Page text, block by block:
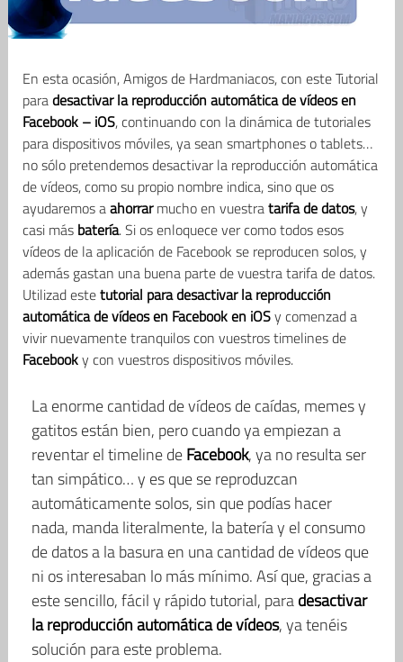
En esta ocasión, Amigos de Hardmaniacos, con este Tutorial
paradesactivar la reproducción automática de vídeos en
Facebook – iOS, continuando con la dinámica de tutoriales
para dispositivos móviles, ya sean smartphones o tablets…
no sólo pretendemos desactivar la reproducción automática
de vídeos, como su propio nombre indica, sino que os
ayudaremos aahorrarmucho en vuestratarifa de datos, y
casi más batería. Si os enloquece ver como todos esos
vídeos de la aplicación de Facebook se reproducen solos, y
además gastan una buena parte de vuestra tarifa de datos.
Utilizad estetutorial para desactivar la reproducción
automática de vídeos en Facebook en iOSy comenzad a
vivir nuevamente tranquilos con vuestros timelines de
Facebooky con vuestros dispositivos móviles.
La enorme cantidad de vídeos de caídas, memes y
gatitos están bien, pero cuando ya empiezan a
reventar el timeline deFacebook, ya no resulta ser
tan simpático… y es que se reproduzcan
automáticamente solos, sin que podías hacer
nada, manda literalmente, la batería y el consumo
de datos a la basura en una cantidad de vídeos que
ni os interesaban lo más mínimo. Así que, gracias a
este sencillo, fácil y rápido tutorial, paradesactivar
la reproducción automática de vídeos, ya tenéis
solución para este problema.